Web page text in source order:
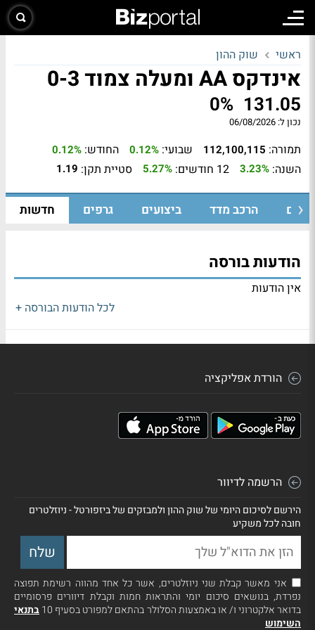
ראשי שוק ההון
אינדקס AA ומעלה צמוד 0-3
131.05
0%
נכון ל: 06/08/2026
תמורה: 112,100,115 שבועי: 0.12% החודש: 0.12%
השנה: 3.23% 12 חודשים: 5.27% סטיית תקן: 1.19
הרכב מדד ביצועים גרפים חדשות
הודעות בורסה
אין הודעות
לכל הודעות הבורסה +
הורדת אפליקציה
הרשמה לדיוור
הירשם לסיכום היומי של שוק ההון ולמבזקים של ביזפורטל - ניוזלטרים
חובה לכל משקיע
אני מאשר קבלת שני ניוזלטרים, אשר כל אחד מהווה רשימת תפוצה
נפרדת, בנושאים סיכום יומי והתראות חמות וקבלת דיוורים פרסומיים
בדואר אלקטרוני ו/ או באמצעות הסלולר בהתאם למפורט בסעיף 10
בתנאי
השימוש